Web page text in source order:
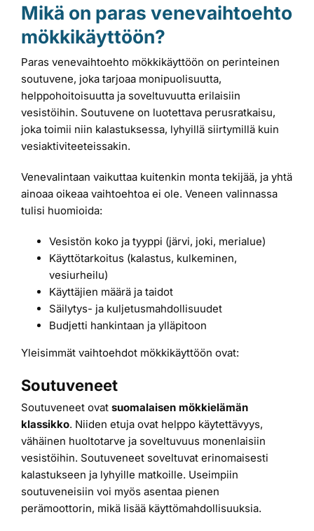
Mikä on paras venevaihtoehto
mökkikäyttöön?
Paras venevaihtoehto mökkikäyttöön on perinteinen
soutuvene, joka tarjoaa monipuolisuutta,
helppohoitoisuutta ja soveltuvuutta erilaisiin
vesistöihin. Soutuvene on luotettava perusratkaisu,
joka toimii niin kalastuksessa, lyhyillä siirtymillä kuin
vesiaktiviteeteissakin.
Venevalintaan vaikuttaa kuitenkin monta tekijää, ja yhtä
ainoaa oikeaa vaihtoehtoa ei ole. Veneen valinnassa
tulisi huomioida:
Vesistön koko ja tyyppi (järvi, joki, merialue)
Käyttötarkoitus (kalastus, kulkeminen,
vesiurheilu)
Käyttäjien määrä ja taidot
Säilytys- ja kuljetusmahdollisuudet
Budjetti hankintaan ja ylläpitoon
Yleisimmät vaihtoehdot mökkikäyttöön ovat:
Soutuveneet
Soutuveneet ovat suomalaisen mökkielämän
klassikko. Niiden etuja ovat helppo käytettävyys,
vähäinen huoltotarve ja soveltuvuus monenlaisiin
vesistöihin. Soutuveneet soveltuvat erinomaisesti
kalastukseen ja lyhyille matkoille. Useimpiin
soutuveneisiin voi myös asentaa pienen
perämoottorin, mikä lisää käyttömahdollisuuksia.